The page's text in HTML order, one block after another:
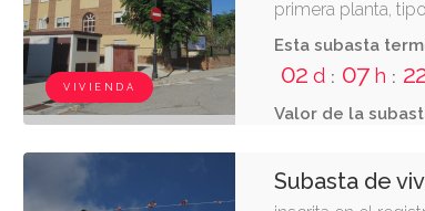
VIVIENDA
primera planta,
subiendo por la
(soria), en la calle
tiene una
inseparable:
Esta subasta
02 d : 07 h :
Valor de la
Subasta de